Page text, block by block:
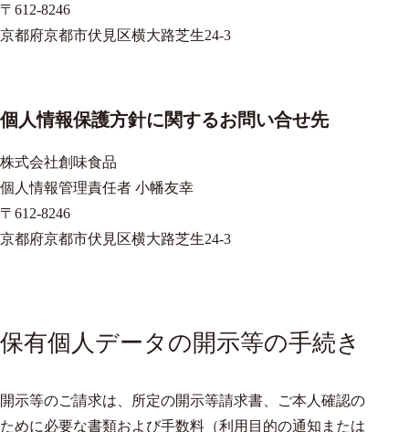
〒612-8246
京都府京都市伏見区横大路芝生24-3
個人情報保護方針に関するお問い合せ先
株式会社創味食品
個人情報管理責任者 小幡友幸
〒612-8246
京都府京都市伏見区横大路芝生24-3
保有個人データの開示等の手続き
開示等のご請求は、所定の開示等請求書、ご本人確認の
ために必要な書類および手数料（利用目的の通知または